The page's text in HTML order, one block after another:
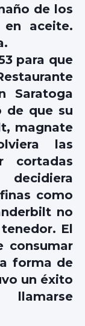
de los
aceite.
para que
Saratoga
de que su
magnate
las
cortadas
como
no
El
consumar
forma de
un éxito